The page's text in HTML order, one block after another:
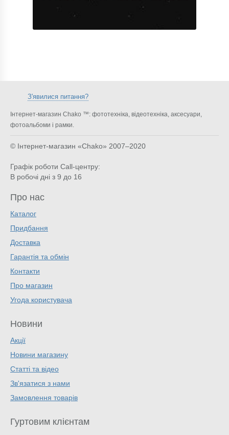
З'явилися питання?
Інтернет-магазин Chako ™: фототехніка, відеотехніка, аксесуари,
фотоальбоми і рамки.
© Інтернет-магазин «Chako» 2007–2020
Графік роботи Call-центру:
В робочі дні з 9 до 16
Про нас
Каталог
Придбання
Доставка
Гарантія та обмін
Контакти
Про магазин
Угода користувача
Новини
Акції
Новини магазину
Статті та відео
Зв'язатися з нами
Замовлення товарів
Гуртовим клієнтам